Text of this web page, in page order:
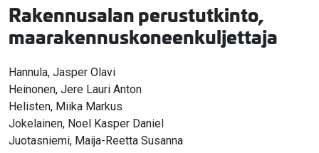
Rakennusalan perustutkinto,
maarakennuskoneenkuljettaja
Hannula, Jasper Olavi
Heinonen, Jere Lauri Anton
Helisten, Miika Markus
Jokelainen, Noel Kasper Daniel
Juotasniemi, Maija-Reetta Susanna